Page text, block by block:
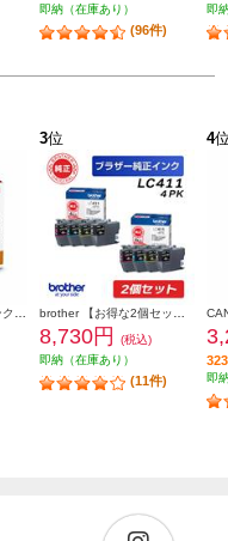
即納（在庫あり）
(96件)
即
3位
8,730円
(税込)
即納（在庫あり）
(11件)
4
即